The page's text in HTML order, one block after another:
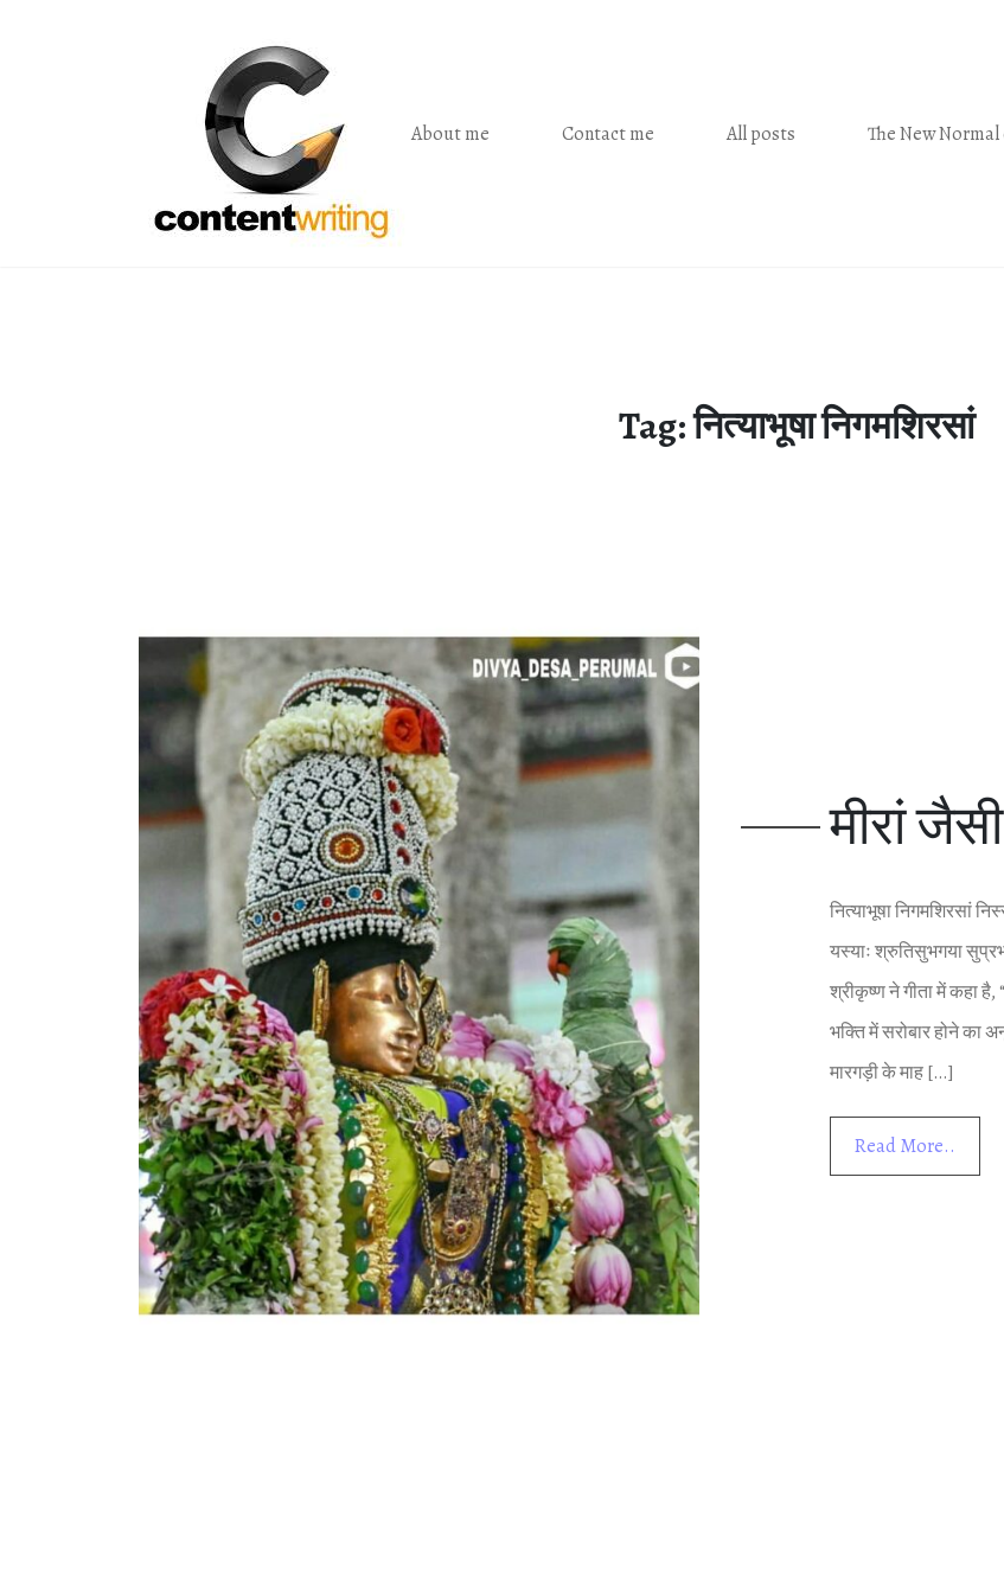
About me
Contact me All posts The New
Tag:नित्याभूषा निगमशिरसां
मीरां
नित्याभूषा निगमशिरसां
यस्याः श्रुतिसुभगया
श्रीकृष्‍ण ने गीता में कहा है,
भक्‍त‍ि में सरोबार होने का
मारगड़ी के माह […]
Read More..